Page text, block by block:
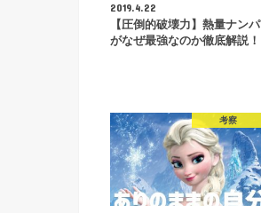
2019.4.22
【圧倒的破壊力】熱量ナンパ
がなぜ最強なのか徹底解説！
考察